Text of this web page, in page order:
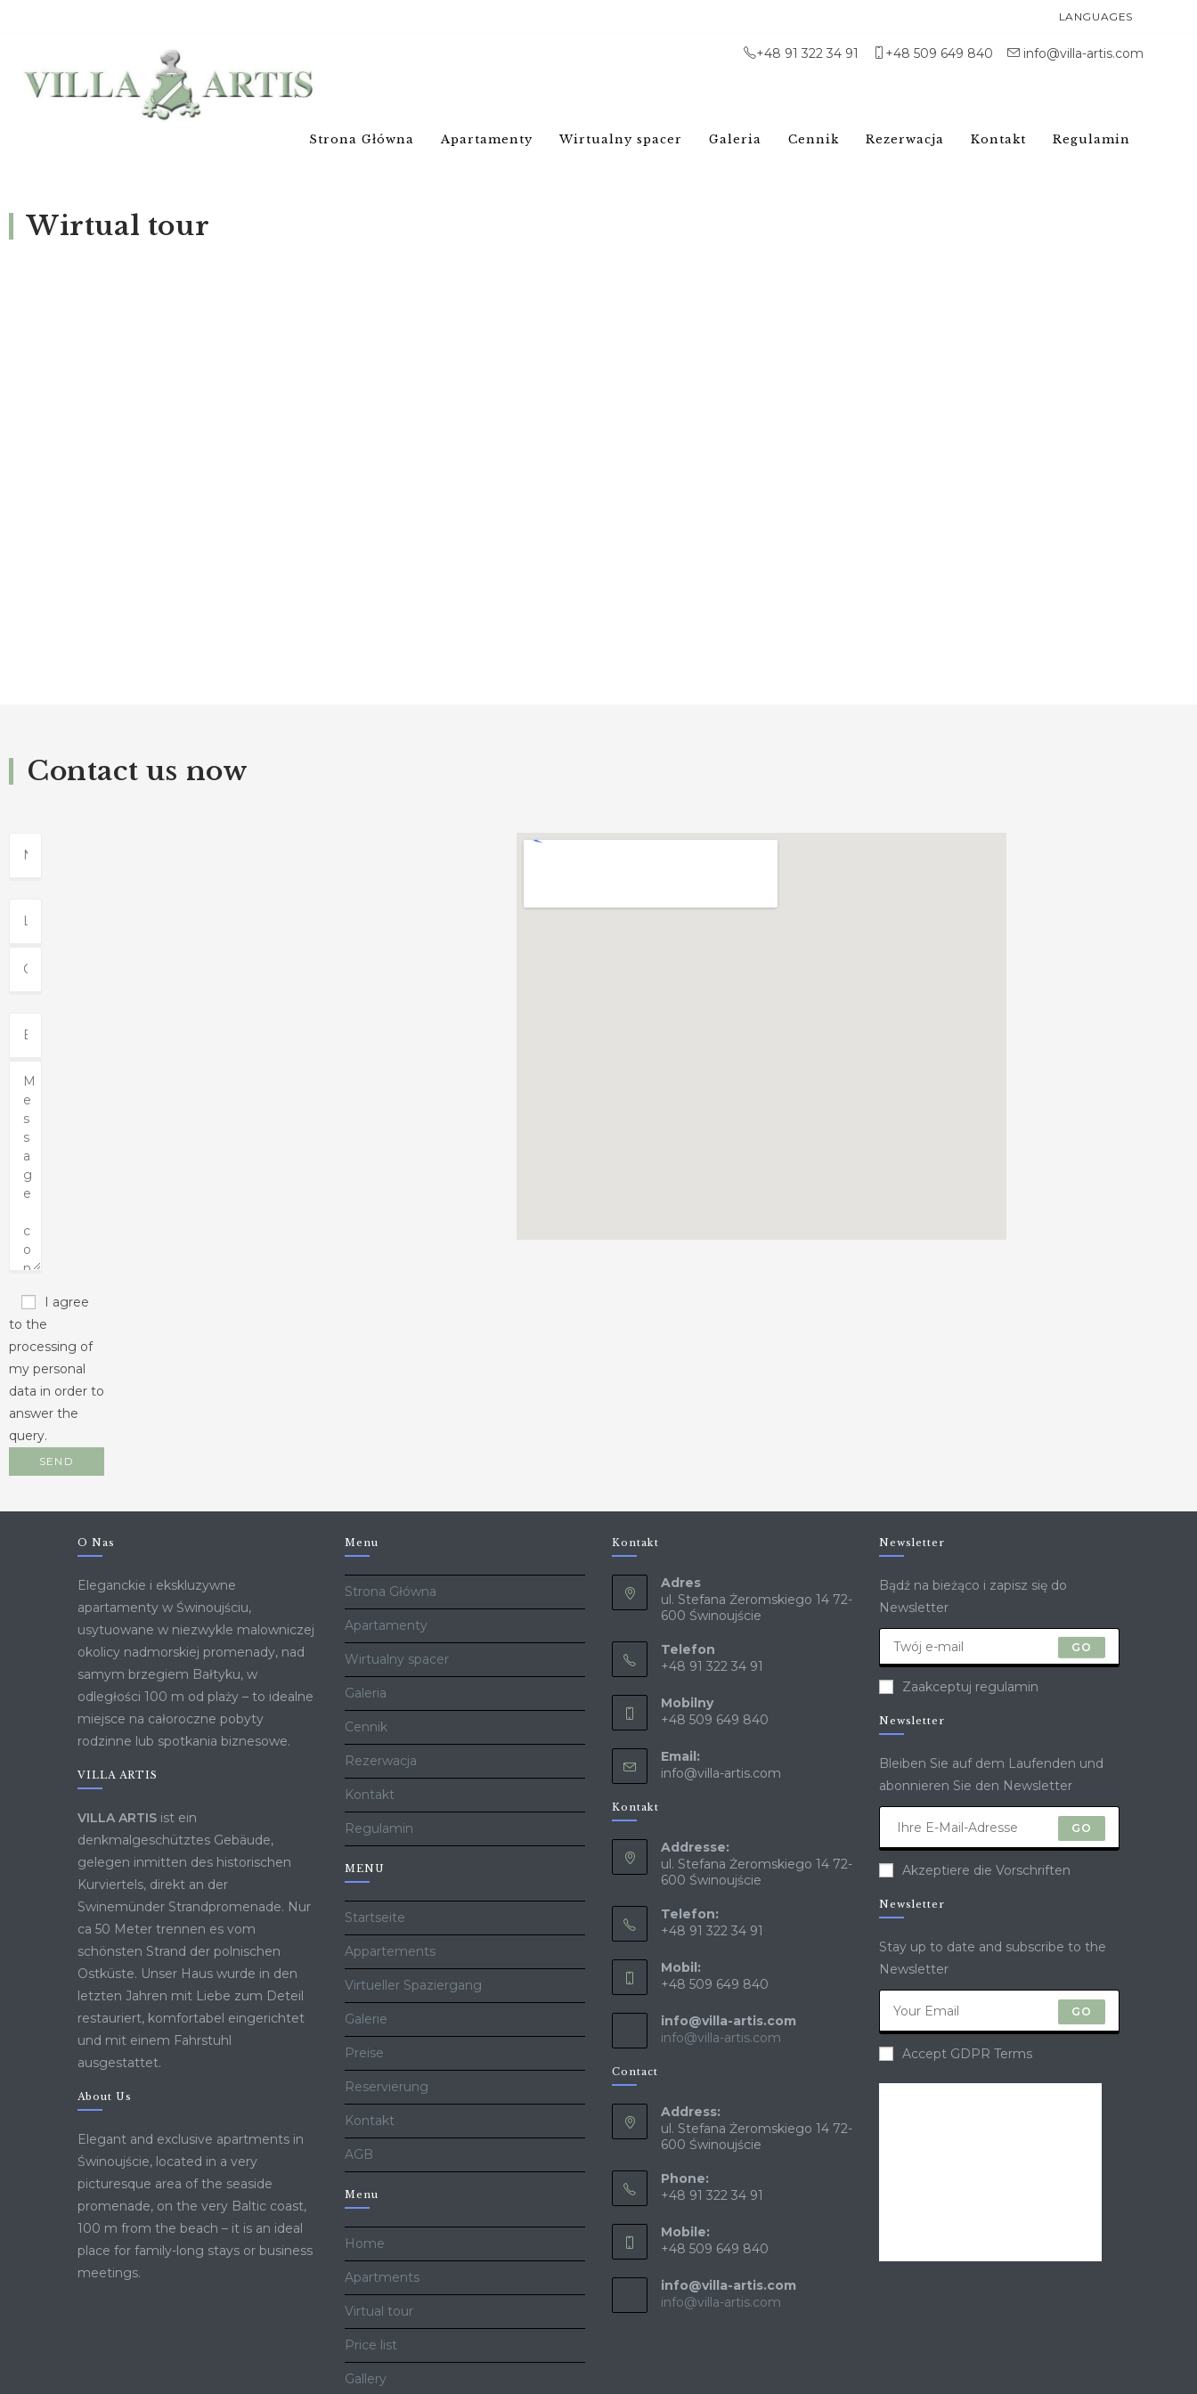
LANGUAGES
+48 91 322 34 91 +48 509 649 840 info@villa-artis.com
Strona Główna Apartamenty Wirtualny spacer Galeria Cennik Rezerwacja Kontakt Regulamin
Wirtual tour
Contact us now
I agree
to the
processing of
my personal
data in order to
answer the
query.
O Nas
Eleganckie i ekskluzywne
apartamenty w Świnoujściu,
usytuowane w niezwykle malowniczej
okolicy nadmorskiej promenady, nad
samym brzegiem Bałtyku, w
odległości 100 m od plaży – to idealne
miejsce na całoroczne pobyty
rodzinne lub spotkania biznesowe.
VILLA ARTIS
VILLA ARTIS ist ein
denkmalgeschütztes Gebäude,
gelegen inmitten des historischen
Kurviertels, direkt an der
Swinemünder Strandpromenade. Nur
ca 50 Meter trennen es vom
schönsten Strand der polnischen
Ostküste. Unser Haus wurde in den
letzten Jahren mit Liebe zum Deteil
restauriert, komfortabel eingerichtet
und mit einem Fahrstuhl
ausgestattet.
About Us
Elegant and exclusive apartments in
Świnoujście, located in a very
picturesque area of ​​the seaside
promenade, on the very Baltic coast,
100 m from the beach – it is an ideal
place for family-long stays or business
meetings.
Menu
Strona Główna
Apartamenty
Wirtualny spacer
Galeria
Cennik
Rezerwacja
Kontakt
Regulamin
MENU
Startseite
Appartements
Virtueller Spaziergang
Galerie
Preise
Reservierung
Kontakt
AGB
Menu
Home
Apartments
Virtual tour
Price list
Gallery
Kontakt
Adres
ul. Stefana Żeromskiego 14 72-
600 Świnoujście
Telefon
+48 91 322 34 91
Mobilny
+48 509 649 840
Email:
info@villa-artis.com
Kontakt
Addresse:
ul. Stefana Żeromskiego 14 72-
600 Świnoujście
Telefon:
+48 91 322 34 91
Mobil:
+48 509 649 840
info@villa-artis.com
info@villa-artis.com
Contact
Address:
ul. Stefana Żeromskiego 14 72-
600 Świnoujście
Phone:
+48 91 322 34 91
Mobile:
+48 509 649 840
info@villa-artis.com
info@villa-artis.com
Newsletter
Bądź na bieżąco i zapisz się do
Newsletter
GO
Zaakceptuj regulamin
Newsletter
Bleiben Sie auf dem Laufenden und
abonnieren Sie den Newsletter
GO
Akzeptiere die Vorschriften
Newsletter
Stay up to date and subscribe to the
Newsletter
GO
Accept GDPR Terms